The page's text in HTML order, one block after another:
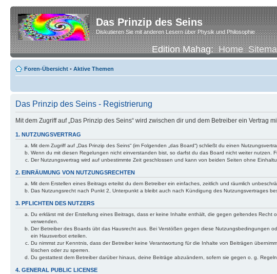
Das Prinzip des Seins
Diskutieren Sie mit anderen Lesern über Physik und Philosophie
Edition Mahag:Home
Foren-Übersicht • Aktive Themen
Das Prinzip des Seins - Registrierung
Mit dem Zugriff auf „Das Prinzip des Seins“ wird zwischen dir und dem Betreiber ein Vertrag
1. NUTZUNGSVERTRAG
Mit dem Zugriff auf „Das Prinzip des Seins“ (im Folgenden „das Board“) schließt du einen
Wenn du mit diesen Regelungen nicht einverstanden bist, so darfst du das Board nicht weiter nutzen.
Der Nutzungsvertrag wird auf unbestimmte Zeit geschlossen und kann von beiden Seiten ohne
2. EINRÄUMUNG VON NUTZUNGSRECHTEN
Mit dem Erstellen eines Beitrags erteilst du dem Betreiber ein einfaches, zeitlich und räumlich
Das Nutzungsrecht nach Punkt 2, Unterpunkt a bleibt auch nach Kündigung des Nutzungsvertrages
3. PFLICHTEN DES NUTZERS
Du erklärst mit der Erstellung eines Beitrags, dass er keine Inhalte enthält, die gegen geltendes
verwenden.
Der Betreiber des Boards übt das Hausrecht aus. Bei Verstößen gegen diese Nutzungsbedingungen
ein Hausverbot erteilen.
Du nimmst zur Kenntnis, dass der Betreiber keine Verantwortung für die Inhalte von Beiträgen
löschen oder zu sperren.
Du gestattest dem Betreiber darüber hinaus, deine Beiträge abzuändern, sofern sie gegen o. g.
4. GENERAL PUBLIC LICENSE